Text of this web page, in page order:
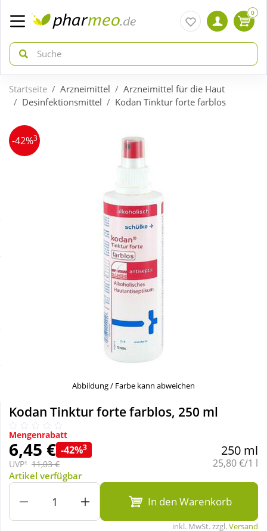
zurück
ÜBERSICHT AKTIONEN
Täglich gut versorgt
zurück
ÜBERSICHT KATEGORIEN
Körperpflege & Kosmetik
Nahrungsergänzung
Natur & Homöopathie
Sanitätshaus
0
Startseite Arzneimittel
Arzneimittel für die Haut
Desinfektionsmittel
Kodan Tinktur forte farblos
-42%3
Abbildung / Farbe kann abweichen
Kodan Tinktur forte farblos, 250 ml
Mengenrabatt
6,45 € -42%3
UVP¹ 11,03 €
250 ml
Grundpreis:
25,80 €/1 l
Artikel verfügbar
In den Warenkorb
inkl. MwSt. zzgl.Versand